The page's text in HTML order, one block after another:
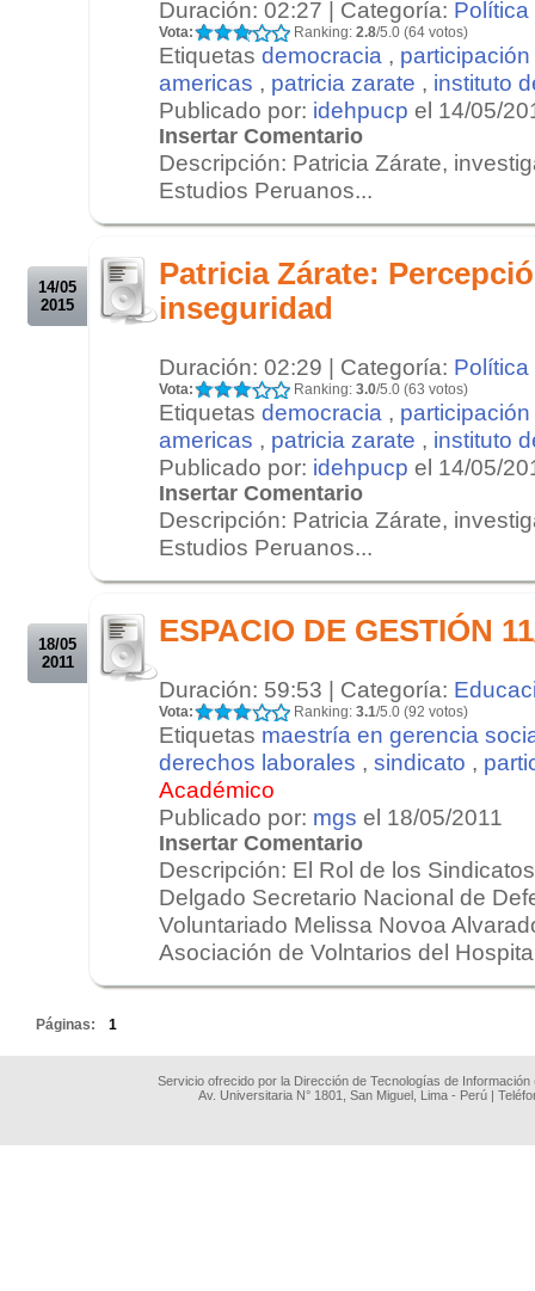
Duración: 02:27 | Categoría: Política
Vota: Ranking: 2.8/5.0 (64 votos)
Etiquetas democracia , participación
americas , patricia zarate , instituto
Publicado por: idehpucp el 14/05/
Insertar Comentario
Descripción: Patricia Zárate,
Estudios Peruanos...
14/05
2015
Patricia Zárate:
inseguridad
Duración: 02:29 | Categoría: Política
Vota: Ranking: 3.0/5.0 (63 votos)
Etiquetas democracia , participación
americas , patricia zarate , instituto
Publicado por: idehpucp el 14/05/
Insertar Comentario
Descripción: Patricia Zárate,
Estudios Peruanos...
18/05
2011
ESPACIO DE GESTIÓN
Duración: 59:53 | Categoría:
Vota: Ranking: 3.1/5.0 (92 votos)
Etiquetas maestría en gerencia
derechos laborales , sindicato ,
Académico
Publicado por: mgs el 18/05/2011
Insertar Comentario
Descripción: El Rol de los
Delgado Secretario Nacional de
Voluntariado Melissa Novoa
Asociación de Volntarios del
Páginas: 1
Servicio ofrecido por la Dirección de Tecnologías de
Av. Universitaria N° 1801, San Miguel, Lima - Perú |